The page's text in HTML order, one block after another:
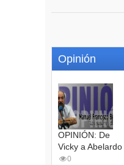
Opinión
OPINIÓN: De
Vicky a Abelardo
0